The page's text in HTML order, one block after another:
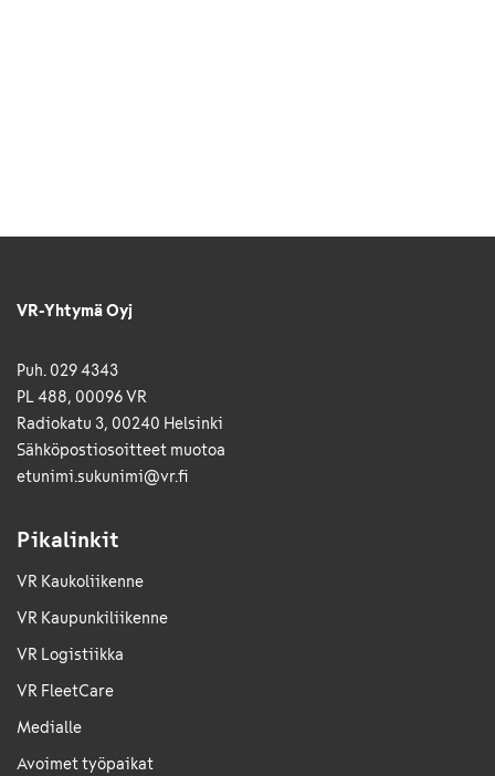
VR-Yhtymä Oyj
Puh. 029 4343
PL 488, 00096 VR
Radiokatu 3, 00240 Helsinki
Sähkö­posti­osoitteet muotoa
etunimi.sukunimi@vr.fi
Pikalinkit
VR Kaukoliikenne
VR Kaupunkiliikenne
VR Logistiikka
VR FleetCare
Medialle
Avoimet työpaikat